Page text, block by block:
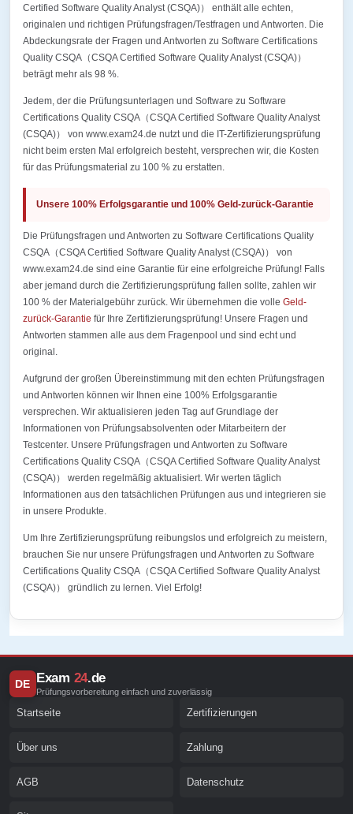
Certified Software Quality Analyst (CSQA)） enthält alle echten,
originalen und richtigen Prüfungsfragen/Testfragen und Antworten. Die
Abdeckungsrate der Fragen und Antworten zu Software Certifications
Quality CSQA（CSQA Certified Software Quality Analyst (CSQA)）
beträgt mehr als 98 %.
Jedem, der die Prüfungsunterlagen und Software zu Software
Certifications Quality CSQA（CSQA Certified Software Quality Analyst
(CSQA)） von www.exam24.de nutzt und die IT-Zertifizierungsprüfung
nicht beim ersten Mal erfolgreich besteht, versprechen wir, die Kosten
für das Prüfungsmaterial zu 100 % zu erstatten.
Unsere 100% Erfolgsgarantie und 100% Geld-zurück-Garantie
Die Prüfungsfragen und Antworten zu Software Certifications Quality
CSQA（CSQA Certified Software Quality Analyst (CSQA)） von
www.exam24.de sind eine Garantie für eine erfolgreiche Prüfung! Falls
aber jemand durch die Zertifizierungsprüfung fallen sollte, zahlen wir
100 % der Materialgebühr zurück. Wir übernehmen die volle Geld-
zurück-Garantie für Ihre Zertifizierungsprüfung! Unsere Fragen und
Antworten stammen alle aus dem Fragenpool und sind echt und
original.
Aufgrund der großen Übereinstimmung mit den echten Prüfungsfragen
und Antworten können wir Ihnen eine 100% Erfolgsgarantie
versprechen. Wir aktualisieren jeden Tag auf Grundlage der
Informationen von Prüfungsabsolventen oder Mitarbeitern der
Testcenter. Unsere Prüfungsfragen und Antworten zu Software
Certifications Quality CSQA（CSQA Certified Software Quality Analyst
(CSQA)） werden regelmäßig aktualisiert. Wir werten täglich
Informationen aus den tatsächlichen Prüfungen aus und integrieren sie
in unsere Produkte.
Um Ihre Zertifizierungsprüfung reibungslos und erfolgreich zu meistern,
brauchen Sie nur unsere Prüfungsfragen und Antworten zu Software
Certifications Quality CSQA（CSQA Certified Software Quality Analyst
(CSQA)） gründlich zu lernen. Viel Erfolg!
DE Exam 24.de
Prüfungsvorbereitung einfach und zuverlässig
Startseite Zertifizierungen
Über uns Zahlung
AGB Datenschutz